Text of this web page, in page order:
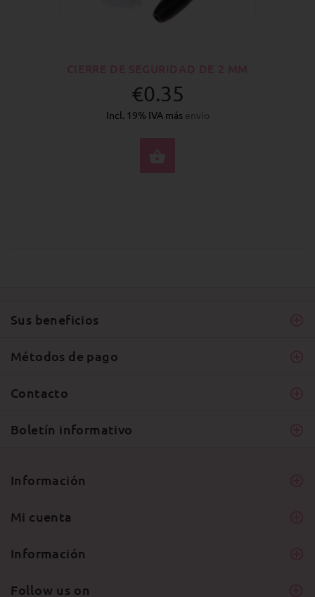
€0.35
Incl. 19% IVA más envío
Sus beneficios
Métodos de pago
Contacto
Boletín informativo
Información
Mi cuenta
Información
Follow us on